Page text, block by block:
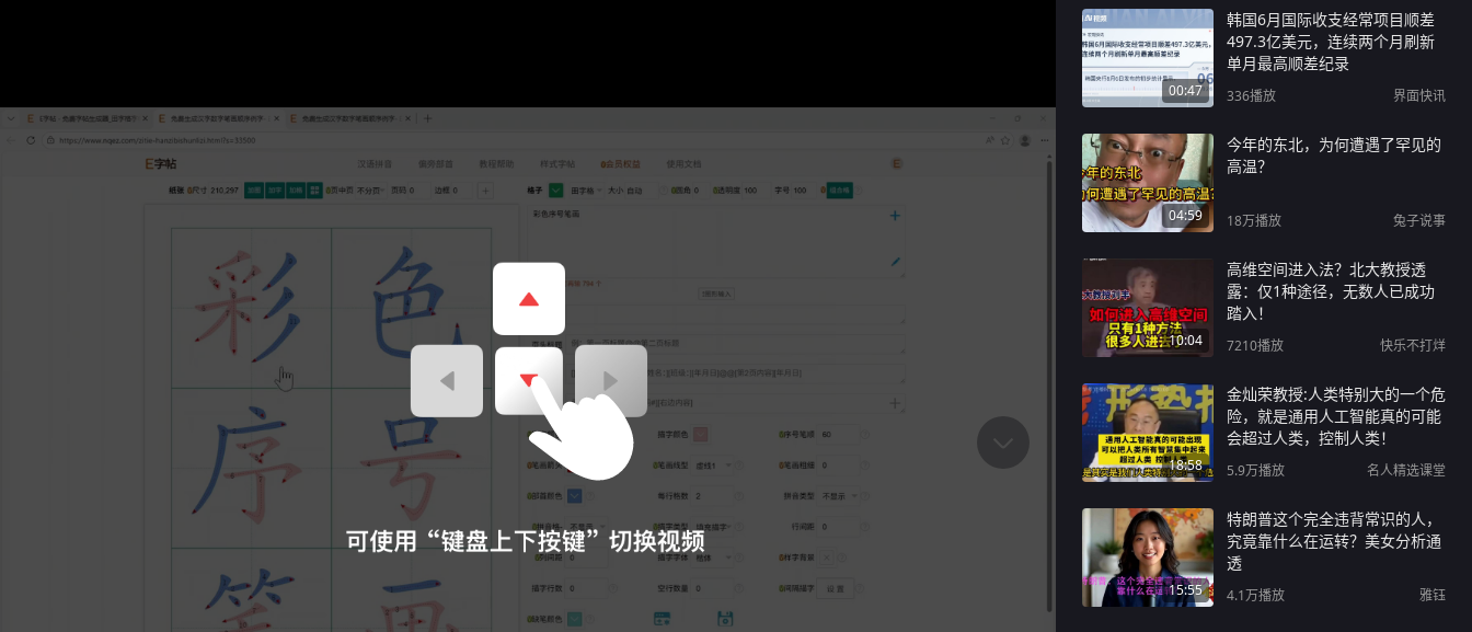
00:47
韩国6月国际收支经常项目顺差
497.3亿美元，连续两个月刷新
单月最高顺差纪录
336播放 界面快讯
04:59
今年的东北，为何遭遇了罕见的
高温？
18万播放 兔子说事
10:04
高维空间进入法？北大教授透
露：仅1种途径，无数人已成功
踏入！
7210播放 快乐不打烊
18:58
金灿荣教授:人类特别大的一个危
险，就是通用人工智能真的可能
会超过人类，控制人类！
5.9万播放 名人精选课堂
15:55
特朗普这个完全违背常识的人，
究竟靠什么在运转？美女分析通
透
4.1万播放 雅钰